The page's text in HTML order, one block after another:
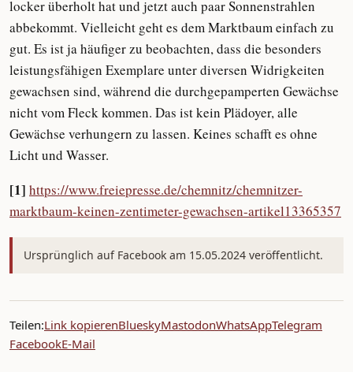
locker überholt hat und jetzt auch paar Sonnenstrahlen
abbekommt. Vielleicht geht es dem Marktbaum einfach zu
gut. Es ist ja häufiger zu beobachten, dass die besonders
leistungsfähigen Exemplare unter diversen Widrigkeiten
gewachsen sind, während die durchgepamperten Gewächse
nicht vom Fleck kommen. Das ist kein Plädoyer, alle
Gewächse verhungern zu lassen. Keines schafft es ohne
Licht und Wasser.
[1] https://www.freiepresse.de/chemnitz/chemnitzer-
marktbaum-keinen-zentimeter-gewachsen-artikel13365357
Ursprünglich auf Facebook am 15.05.2024 veröffentlicht.
Teilen:Link kopierenBlueskyMastodonWhatsAppTelegram
FacebookE-Mail